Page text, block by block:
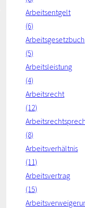
Arbeitsentgelt
(6)
Arbeitsgesetzbuch
(5)
Arbeitsleistung
(4)
Arbeitsrecht
(12)
(8)
Arbeitsverhältnis
(11)
Arbeitsvertrag
(15)